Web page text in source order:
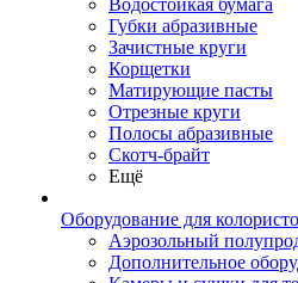
Водостойкая бумага
Губки абразивные
Зачистные круги
Корщетки
Матирующие пасты
Отрезные круги
Полосы абразивные
Скотч-брайт
Ещё
Оборудование для
Аэрозольный
Дополнительное